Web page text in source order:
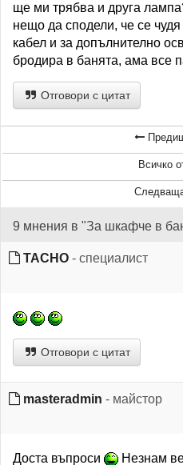
ще ми трябва и друга
нещо да сподели, че се
кабел и за допълнително
бродира в банята, ама все
Отговори с цитат
Всичко
9 мнения в "За шкафче в
TACHO - специалист
Отговори с цитат
masteradmin - майстор
Доста въпроси
Незнам